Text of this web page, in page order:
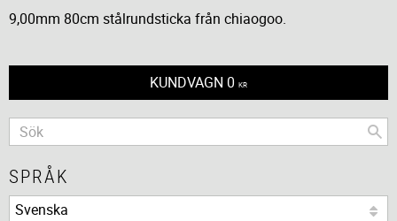
9,00mm 80cm stålrundsticka från chiaogoo.
KUNDVAGN 0 KR
SPRÅK